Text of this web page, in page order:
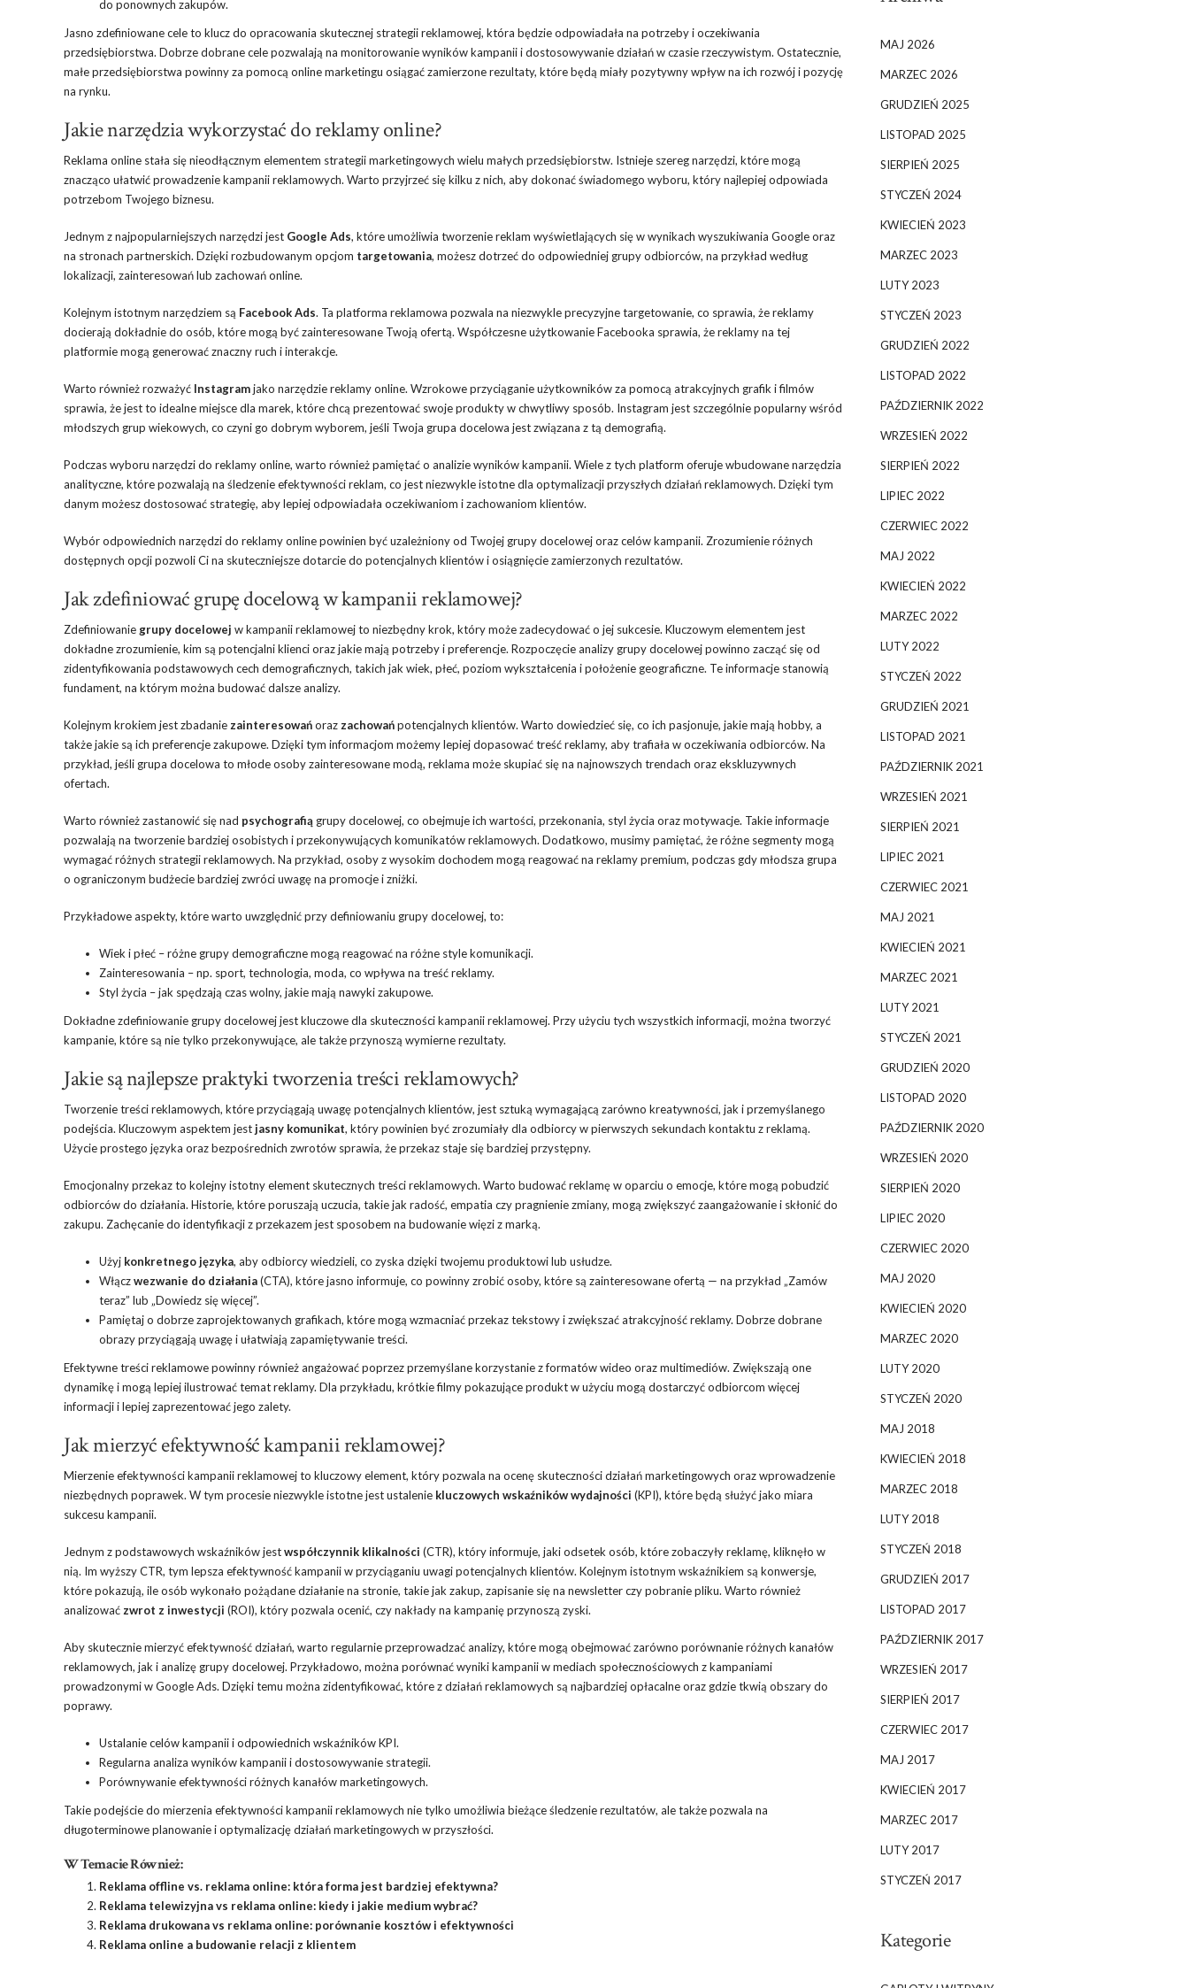
do ponownych zakupów.
Jasno zdefiniowane cele to klucz do opracowania skutecznej strategii reklamowej, która będzie odpowiadała na potrzeby i oczekiwania
przedsiębiorstwa. Dobrze dobrane cele pozwalają na monitorowanie wyników kampanii i dostosowywanie działań w czasie rzeczywistym. Ostatecznie,
małe przedsiębiorstwa powinny za pomocą online marketingu osiągać zamierzone rezultaty, które będą miały pozytywny wpływ na ich rozwój i pozycję
na rynku.
Jakie narzędzia wykorzystać do reklamy online?
Reklama online stała się nieodłącznym elementem strategii marketingowych wielu małych przedsiębiorstw. Istnieje szereg narzędzi, które mogą
znacząco ułatwić prowadzenie kampanii reklamowych. Warto przyjrzeć się kilku z nich, aby dokonać świadomego wyboru, który najlepiej odpowiada
potrzebom Twojego biznesu.
Jednym z najpopularniejszych narzędzi jest Google Ads, które umożliwia tworzenie reklam wyświetlających się w wynikach wyszukiwania Google oraz
na stronach partnerskich. Dzięki rozbudowanym opcjom targetowania, możesz dotrzeć do odpowiedniej grupy odbiorców, na przykład według
lokalizacji, zainteresowań lub zachowań online.
Kolejnym istotnym narzędziem są Facebook Ads. Ta platforma reklamowa pozwala na niezwykle precyzyjne targetowanie, co sprawia, że reklamy
docierają dokładnie do osób, które mogą być zainteresowane Twoją ofertą. Współczesne użytkowanie Facebooka sprawia, że reklamy na tej
platformie mogą generować znaczny ruch i interakcje.
Warto również rozważyć Instagramjako narzędzie reklamy online. Wzrokowe przyciąganie użytkowników za pomocą atrakcyjnych grafik i filmów
sprawia, że jest to idealne miejsce dla marek, które chcą prezentować swoje produkty w chwytliwy sposób. Instagram jest szczególnie popularny wśród
młodszych grup wiekowych, co czyni go dobrym wyborem, jeśli Twoja grupa docelowa jest związana z tą demografią.
Podczas wyboru narzędzi do reklamy online, warto również pamiętać o analizie wyników kampanii. Wiele z tych platform oferuje wbudowane narzędzia
analityczne, które pozwalają na śledzenie efektywności reklam, co jest niezwykle istotne dla optymalizacji przyszłych działań reklamowych. Dzięki tym
danym możesz dostosować strategię, aby lepiej odpowiadała oczekiwaniom i zachowaniom klientów.
Wybór odpowiednich narzędzi do reklamy online powinien być uzależniony od Twojej grupy docelowej oraz celów kampanii. Zrozumienie różnych
dostępnych opcji pozwoli Ci na skuteczniejsze dotarcie do potencjalnych klientów i osiągnięcie zamierzonych rezultatów.
Jak zdefiniować grupę docelową w kampanii reklamowej?
Zdefiniowaniegrupy docelowej w kampanii reklamowej to niezbędny krok, który może zadecydować o jej sukcesie. Kluczowym elementem jest
dokładne zrozumienie, kim są potencjalni klienci oraz jakie mają potrzeby i preferencje. Rozpoczęcie analizy grupy docelowej powinno zacząć się od
zidentyfikowania podstawowych cech demograficznych, takich jak wiek, płeć, poziom wykształcenia i położenie geograficzne. Te informacje stanowią
fundament, na którym można budować dalsze analizy.
Kolejnym krokiem jest zbadaniezainteresowańorazzachowańpotencjalnych klientów. Warto dowiedzieć się, co ich pasjonuje, jakie mają hobby, a
także jakie są ich preferencje zakupowe. Dzięki tym informacjom możemy lepiej dopasować treść reklamy, aby trafiała w oczekiwania odbiorców. Na
przykład, jeśli grupa docelowa to młode osoby zainteresowane modą, reklama może skupiać się na najnowszych trendach oraz ekskluzywnych
ofertach.
Warto również zastanowić się nad psychografią grupy docelowej, co obejmuje ich wartości, przekonania, styl życia oraz motywacje. Takie informacje
pozwalają na tworzenie bardziej osobistych i przekonywujących komunikatów reklamowych. Dodatkowo, musimy pamiętać, że różne segmenty mogą
wymagać różnych strategii reklamowych. Na przykład, osoby z wysokim dochodem mogą reagować na reklamy premium, podczas gdy młodsza grupa
o ograniczonym budżecie bardziej zwróci uwagę na promocje i zniżki.
Przykładowe aspekty, które warto uwzględnić przy definiowaniu grupy docelowej, to:
Wiek i płeć – różne grupy demograficzne mogą reagować na różne style komunikacji.
Zainteresowania – np. sport, technologia, moda, co wpływa na treść reklamy.
Styl życia – jak spędzają czas wolny, jakie mają nawyki zakupowe.
Dokładne zdefiniowanie grupy docelowej jest kluczowe dla skuteczności kampanii reklamowej. Przy użyciu tych wszystkich informacji, można tworzyć
kampanie, które są nie tylko przekonywujące, ale także przynoszą wymierne rezultaty.
Jakie są najlepsze praktyki tworzenia treści reklamowych?
Tworzenie treści reklamowych, które przyciągają uwagę potencjalnych klientów, jest sztuką wymagającą zarówno kreatywności, jak i przemyślanego
podejścia. Kluczowym aspektem jestjasny komunikat, który powinien być zrozumiały dla odbiorcy w pierwszych sekundach kontaktu z reklamą.
Użycie prostego języka oraz bezpośrednich zwrotów sprawia, że przekaz staje się bardziej przystępny.
Emocjonalny przekaz to kolejny istotny element skutecznych treści reklamowych. Warto budować reklamę w oparciu o emocje, które mogą pobudzić
odbiorców do działania. Historie, które poruszają uczucia, takie jak radość, empatia czy pragnienie zmiany, mogą zwiększyć zaangażowanie i skłonić do
zakupu. Zachęcanie do identyfikacji z przekazem jest sposobem na budowanie więzi z marką.
Użyj konkretnego języka, aby odbiorcy wiedzieli, co zyska dzięki twojemu produktowi lub usłudze.
Włączwezwanie do działania(CTA), które jasno informuje, co powinny zrobić osoby, które są zainteresowane ofertą — na przykład „Zamów
teraz” lub „Dowiedz się więcej”.
Pamiętaj o dobrze zaprojektowanych grafikach, które mogą wzmacniać przekaz tekstowy i zwiększać atrakcyjność reklamy. Dobrze dobrane
obrazy przyciągają uwagę i ułatwiają zapamiętywanie treści.
Efektywne treści reklamowe powinny również angażować poprzez przemyślane korzystanie z formatów wideo oraz multimediów. Zwiększają one
dynamikę i mogą lepiej ilustrować temat reklamy. Dla przykładu, krótkie filmy pokazujące produkt w użyciu mogą dostarczyć odbiorcom więcej
informacji i lepiej zaprezentować jego zalety.
Jak mierzyć efektywność kampanii reklamowej?
Mierzenie efektywności kampanii reklamowej to kluczowy element, który pozwala na ocenę skuteczności działań marketingowych oraz wprowadzenie
niezbędnych poprawek. W tym procesie niezwykle istotne jest ustalenie kluczowych wskaźników wydajności (KPI), które będą służyć jako miara
sukcesu kampanii.
Jednym z podstawowych wskaźników jestwspółczynnik klikalności (CTR), który informuje, jaki odsetek osób, które zobaczyły reklamę, kliknęło w
nią. Im wyższy CTR, tym lepsza efektywność kampanii w przyciąganiu uwagi potencjalnych klientów. Kolejnym istotnym wskaźnikiem są konwersje,
które pokazują, ile osób wykonało pożądane działanie na stronie, takie jak zakup, zapisanie się na newsletter czy pobranie pliku. Warto również
analizowaćzwrot z inwestycji (ROI), który pozwala ocenić, czy nakłady na kampanię przynoszą zyski.
Aby skutecznie mierzyć efektywność działań, warto regularnie przeprowadzać analizy, które mogą obejmować zarówno porównanie różnych kanałów
reklamowych, jak i analizę grupy docelowej. Przykładowo, można porównać wyniki kampanii w mediach społecznościowych z kampaniami
prowadzonymi w Google Ads. Dzięki temu można zidentyfikować, które z działań reklamowych są najbardziej opłacalne oraz gdzie tkwią obszary do
poprawy.
Ustalanie celów kampanii i odpowiednich wskaźników KPI.
Regularna analiza wyników kampanii i dostosowywanie strategii.
Porównywanie efektywności różnych kanałów marketingowych.
Takie podejście do mierzenia efektywności kampanii reklamowych nie tylko umożliwia bieżące śledzenie rezultatów, ale także pozwala na
długoterminowe planowanie i optymalizację działań marketingowych w przyszłości.
W Temacie Również:
Reklama offline vs. reklama online: która forma jest bardziej efektywna?
Reklama telewizyjna vs reklama online: kiedy i jakie medium wybrać?
Reklama drukowana vs reklama online: porównanie kosztów i efektywności
Reklama online a budowanie relacji z klientem
MAJ 2026
MARZEC 2026
GRUDZIEŃ 2025
LISTOPAD 2025
SIERPIEŃ 2025
STYCZEŃ 2024
KWIECIEŃ 2023
MARZEC 2023
LUTY 2023
STYCZEŃ 2023
GRUDZIEŃ 2022
LISTOPAD 2022
PAŹDZIERNIK 2022
WRZESIEŃ 2022
SIERPIEŃ 2022
LIPIEC 2022
CZERWIEC 2022
MAJ 2022
KWIECIEŃ 2022
MARZEC 2022
LUTY 2022
STYCZEŃ 2022
GRUDZIEŃ 2021
LISTOPAD 2021
PAŹDZIERNIK 2021
WRZESIEŃ 2021
SIERPIEŃ 2021
LIPIEC 2021
CZERWIEC 2021
MAJ 2021
KWIECIEŃ 2021
MARZEC 2021
LUTY 2021
STYCZEŃ 2021
GRUDZIEŃ 2020
LISTOPAD 2020
PAŹDZIERNIK 2020
WRZESIEŃ 2020
SIERPIEŃ 2020
LIPIEC 2020
CZERWIEC 2020
MAJ 2020
KWIECIEŃ 2020
MARZEC 2020
LUTY 2020
STYCZEŃ 2020
MAJ 2018
KWIECIEŃ 2018
MARZEC 2018
LUTY 2018
STYCZEŃ 2018
GRUDZIEŃ 2017
LISTOPAD 2017
PAŹDZIERNIK 2017
WRZESIEŃ 2017
SIERPIEŃ 2017
CZERWIEC 2017
MAJ 2017
KWIECIEŃ 2017
MARZEC 2017
LUTY 2017
STYCZEŃ 2017
Kategorie